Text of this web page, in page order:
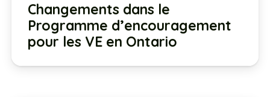
Changements dans le
Programme d’encouragement
pour les VE en Ontario